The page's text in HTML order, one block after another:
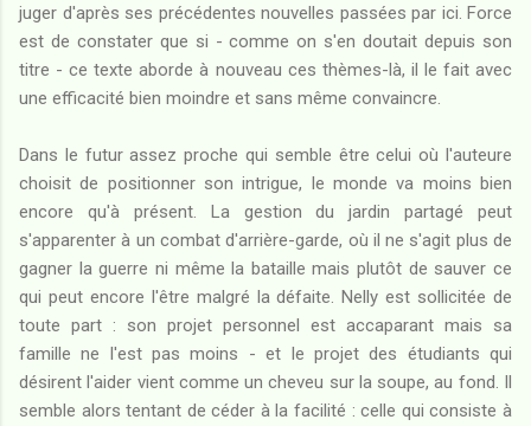
juger d'après ses précédentes nouvelles passées par ici. Force
est de constater que si - comme on s'en doutait depuis son
titre - ce texte aborde à nouveau ces thèmes-là, il le fait avec
une efficacité bien moindre et sans même convaincre.
Dans le futur assez proche qui semble être celui où l'auteure
choisit de positionner son intrigue, le monde va moins bien
encore qu'à présent. La gestion du jardin partagé peut
s'apparenter à un combat d'arrière-garde, où il ne s'agit plus de
gagner la guerre ni même la bataille mais plutôt de sauver ce
qui peut encore l'être malgré la défaite. Nelly est sollicitée de
toute part : son projet personnel est accaparant mais sa
famille ne l'est pas moins - et le projet des étudiants qui
désirent l'aider vient comme un cheveu sur la soupe, au fond. Il
semble alors tentant de céder à la facilité : celle qui consiste à